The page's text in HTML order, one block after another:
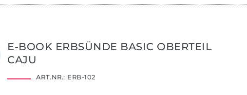
E-BOOK ERBSÜNDE BASIC OBERTEIL
CAJU
ART.NR.: ERB-102